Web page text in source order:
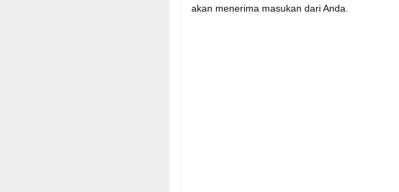
akan menerima masukan dari Anda.